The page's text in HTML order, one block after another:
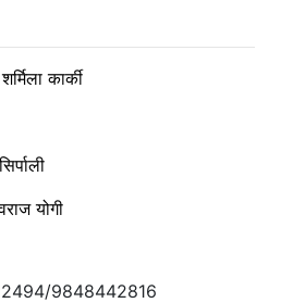
शो : जीवनले मृत्युलाई जितेको उत्सव
कार्की
योगी
9848442816